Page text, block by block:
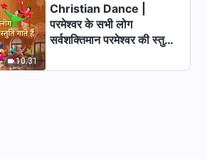
परमेश्वर के दैनिक वचन : इंसान की
भ्रष्टता का खुलासा | अंश 354
10:31
Christian Dance |
परमेश्वर के सभी लोग
सर्वशक्तिमान परमेश्वर की स्तुति
आवाजें